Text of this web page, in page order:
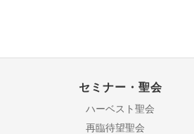
セミナー・聖会
ハーベスト聖会
再臨待望聖会